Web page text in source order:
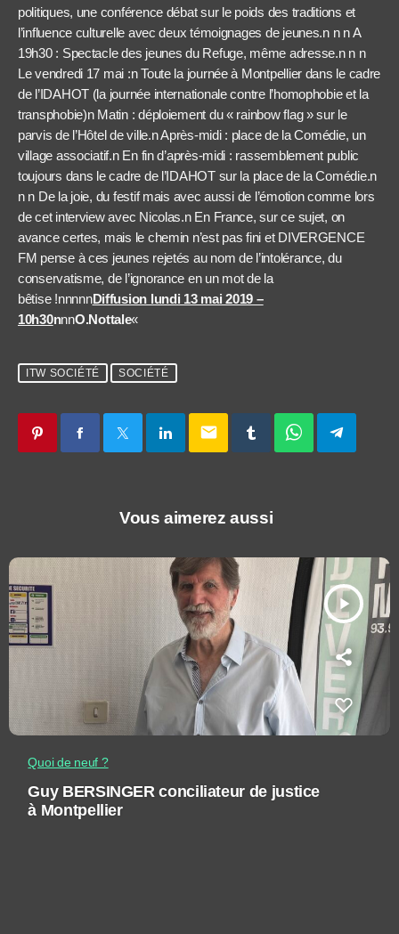
politiques, une conférence débat sur le poids des traditions et
l’influence culturelle avec deux témoignages de jeunes.n n nA
19h30 : Spectacle des jeunes du Refuge, même adresse.n n n
Le vendredi 17 mai :nToute la journée à Montpellier dans le cadre
de l’IDAHOT (la journée internationale contre l’homophobie et la
transphobie)n Matin : déploiement du « rainbow flag » sur le
parvis de l’Hôtel de ville.nAprès-midi : place de la Comédie, un
village associatif.n En fin d’après-midi : rassemblement public
toujours dans le cadre de l’IDAHOT sur la place de la Comédie.n
n n De la joie, du festif mais avec aussi de l’émotion comme lors
de cet interview avec Nicolas.n En France, sur ce sujet, on
avance certes, mais le chemin n’est pas fini et DIVERGENCE
FM pense à ces jeunes rejetés au nom de l’intolérance, du
conservatisme, de l’ignorance en un mot de la
bêtise !nnnnnDiffusion lundi 13 mai 2019 –
10h30nnnO.Nottale«
ITW SOCIÉTÉ SOCIÉTÉ
email
Vous aimerez aussi
play_arrow
Quoi de neuf ?
Guy BERSINGER conciliateur de justice
à Montpellier